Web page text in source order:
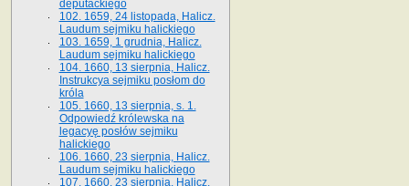
deputackiego
102. 1659, 24 listopada, Halicz.
Laudum sejmiku halickiego
103. 1659, 1 grudnia, Halicz.
Laudum sejmiku halickiego
104. 1660, 13 sierpnia, Halicz.
Instrukcya sejmiku posłom do
króla
105. 1660, 13 sierpnia, s. 1.
Odpowiedź królewska na
legacyę posłów sejmiku
halickiego
106. 1660, 23 sierpnia, Halicz.
Laudum sejmiku halickiego
107. 1660, 23 sierpnia, Halicz.